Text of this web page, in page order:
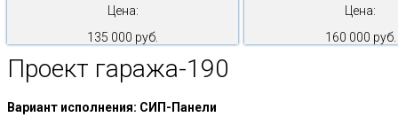
Цена:
135 000 руб.
Цена:
160 000 руб.
Проект гаража-190
Вариант исполнения: СИП-Панели